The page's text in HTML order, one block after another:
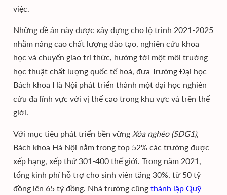
việc.
Những đề án này được xây dựng cho lộ trình 2021-2025
nhằm nâng cao chất lượng đào tạo, nghiên cứu khoa
học và chuyển giao tri thức, hướng tới một môi trường
học thuật chất lượng quốc tế hoá, đưa Trường Đại học
Bách khoa Hà Nội phát triển thành một đại học nghiên
cứu đa lĩnh vực với vị thế cao trong khu vực và trên thế
giới.
Với mục tiêu phát triển bền vững Xóa nghèo (SDG1),
Bách khoa Hà Nội nằm trong top 52% các trường được
xếp hạng, xếp thứ 301-400 thế giới. Trong năm 2021,
tổng kinh phí hỗ trợ cho sinh viên tăng 30%, từ 50 tỷ
đồng lên 65 tỷ đồng. Nhà trường cũng thành lập Quỹ